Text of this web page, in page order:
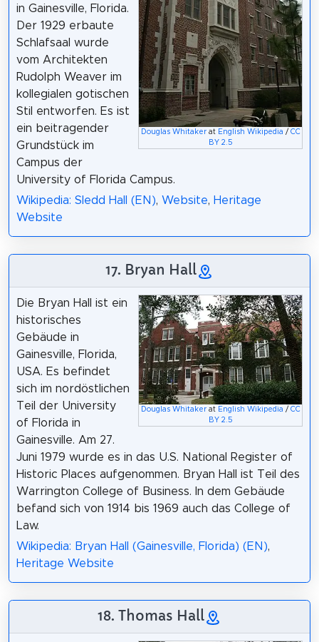
Douglas Whitakerat English Wikipedia / CC
BY 2.5
in Gainesville, Florida.
Der 1929 erbaute
Schlafsaal wurde
vom Architekten
Rudolph Weaver im
kollegialen gotischen
Stil entworfen. Es ist
ein beitragender
Grundstück im
Campus der
University of Florida Campus.
Wikipedia: Sledd Hall (EN), Website, Heritage
Website
17. Bryan Hall
Douglas Whitakerat English Wikipedia / CC
BY 2.5
Die Bryan Hall ist ein
historisches
Gebäude in
Gainesville, Florida,
USA. Es befindet
sich im nordöstlichen
Teil der University
of Florida in
Gainesville. Am 27.
Juni 1979 wurde es in das U.S. National Register of
Historic Places aufgenommen. Bryan Hall ist Teil des
Warrington College of Business. In dem Gebäude
befand sich von 1914 bis 1969 auch das College of
Law.
Wikipedia: Bryan Hall (Gainesville, Florida) (EN),
Heritage Website
18. Thomas Hall